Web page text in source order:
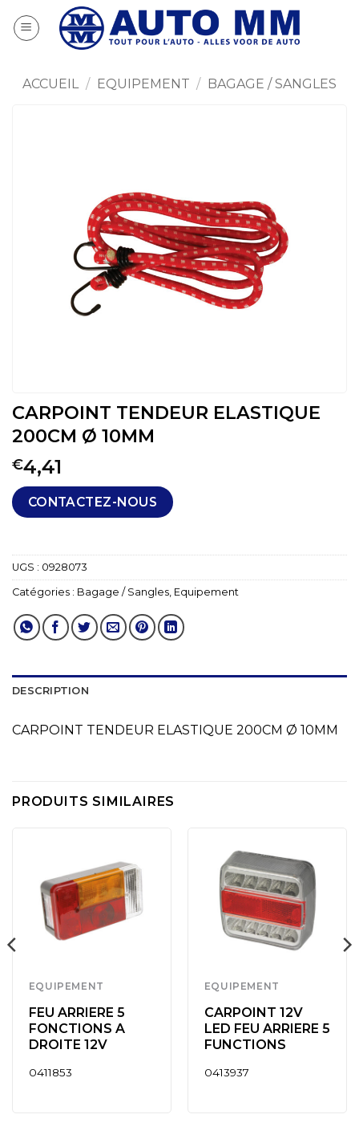
au
ACCUEIL / EQUIPEMENT / BAGAGE / SANGLES
CARPOINT TENDEUR ELASTIQUE
200CM Ø 10MM
€4,41
CONTACTEZ-NOUS
UGS : 0928073
Catégories : Bagage / Sangles Equipement
DESCRIPTION
CARPOINT TENDEUR ELASTIQUE 200CM Ø 10MM
PRODUITS SIMILAIRES
EQUIPEMENT
FEU ARRIERE 5
FONCTIONS A
DROITE 12V
0411853
EQUIPEMENT
CARPOINT 12V
LED FEU ARRIERE 5
FUNCTIONS
0413937